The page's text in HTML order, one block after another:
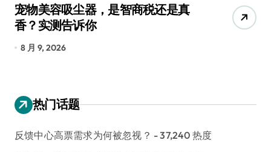
宠物美容吸尘器，是智商税还是真
香？实测告诉你
8 月 9, 2026
热门话题
反馈中心高票需求为何被忽视？ - 37,240 热度